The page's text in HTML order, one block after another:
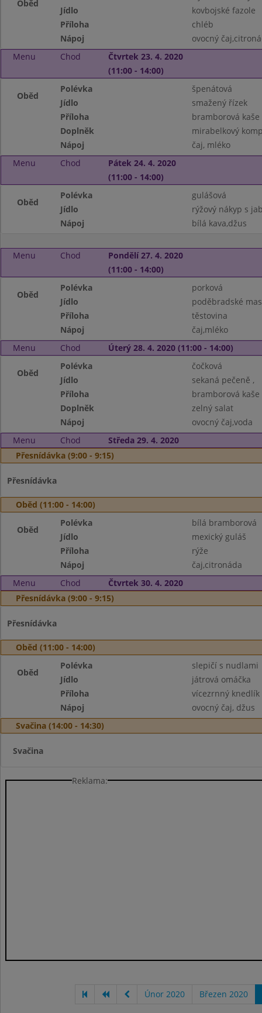
Oběd
Jídlo
kovbojské fazole
Příloha
chléb
Nápoj
ovocný
Menu
Chod
Čtvrtek 23. 4. 2020
(11:00 - 14:00)
Oběd
Polévka
špenátová
Jídlo
smažený řízek
Příloha
bramborová kaše
Doplněk
mirabelkový
Nápoj
čaj, mléko
Menu
Chod
Pátek 24. 4. 2020
(11:00 - 14:00)
Oběd
Polévka
gulášová
Jídlo
rýžový nákyp s
Nápoj
bílá kava,džus
Menu Chod
Pondělí 27. 4. 2020
(11:00 - 14:00)
Oběd
Polévka
porková
Jídlo
poděbradské
Příloha
těstovina
Nápoj
čaj,mléko
Menu
Chod Úterý 28. 4. 2020 (11:00 - 14:00)
Oběd
Polévka
čočková
Jídlo
sekaná pečeně ,
Příloha
bramborová kaše
Doplněk
zelný salat
Nápoj
ovocný čaj,voda
Menu
Chod
Středa 29. 4. 2020
Přesnídávka (9:00 - 9:15)
Přesnídávka
Oběd (11:00 - 14:00)
Oběd
Polévka
bílá bramborová
Jídlo
mexický guláš
Příloha
rýže
Nápoj
čaj,citronáda
Menu
Chod
Čtvrtek 30. 4. 2020
Přesnídávka (9:00 - 9:15)
Přesnídávka
Oběd (11:00 - 14:00)
Oběd
Polévka
slepičí s nudlami
Jídlo
játrová omáčka
Příloha
vícezrnný knedlík
Nápoj
ovocný čaj, džus
Svačina (14:00 - 14:30)
Svačina
Reklama:
Únor 2020 Březen 2020